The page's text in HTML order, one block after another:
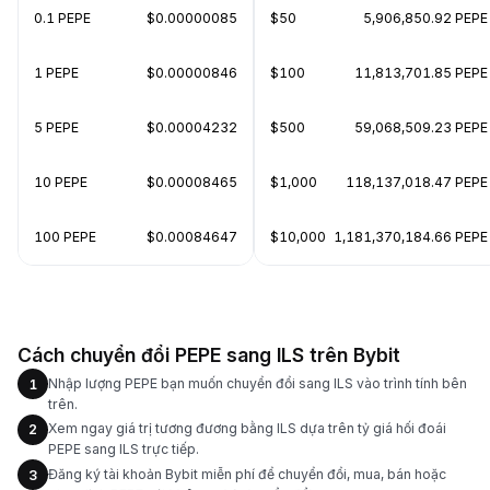
0.1 PEPE $0.00000085
1 PEPE $0.00000846
5 PEPE $0.00004232
10 PEPE $0.00008465
100 PEPE $0.00084647
$50 5,906,850.92 PEPE
$100 11,813,701.85 PEPE
$500 59,068,509.23 PEPE
$1,000 118,137,018.47 PEPE
$10,000 1,181,370,184.66 PEPE
Cách chuyển đổi PEPE sang ILS trên Bybit
1
Nhập lượng PEPE bạn muốn chuyển đổi sang ILS vào trình tính bên
trên.
2
Xem ngay giá trị tương đương bằng ILS dựa trên tỷ giá hối đoái
PEPE sang ILS trực tiếp.
3
Đăng ký tài khoản Bybit miễn phí để chuyển đổi, mua, bán hoặc